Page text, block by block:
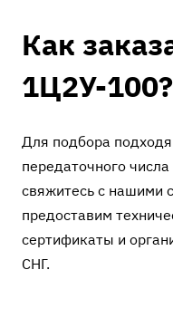
Как
1Ц2У-100?
Для подбора
передаточного
свяжитесь с нашими
предоставим
сертификаты и
СНГ.